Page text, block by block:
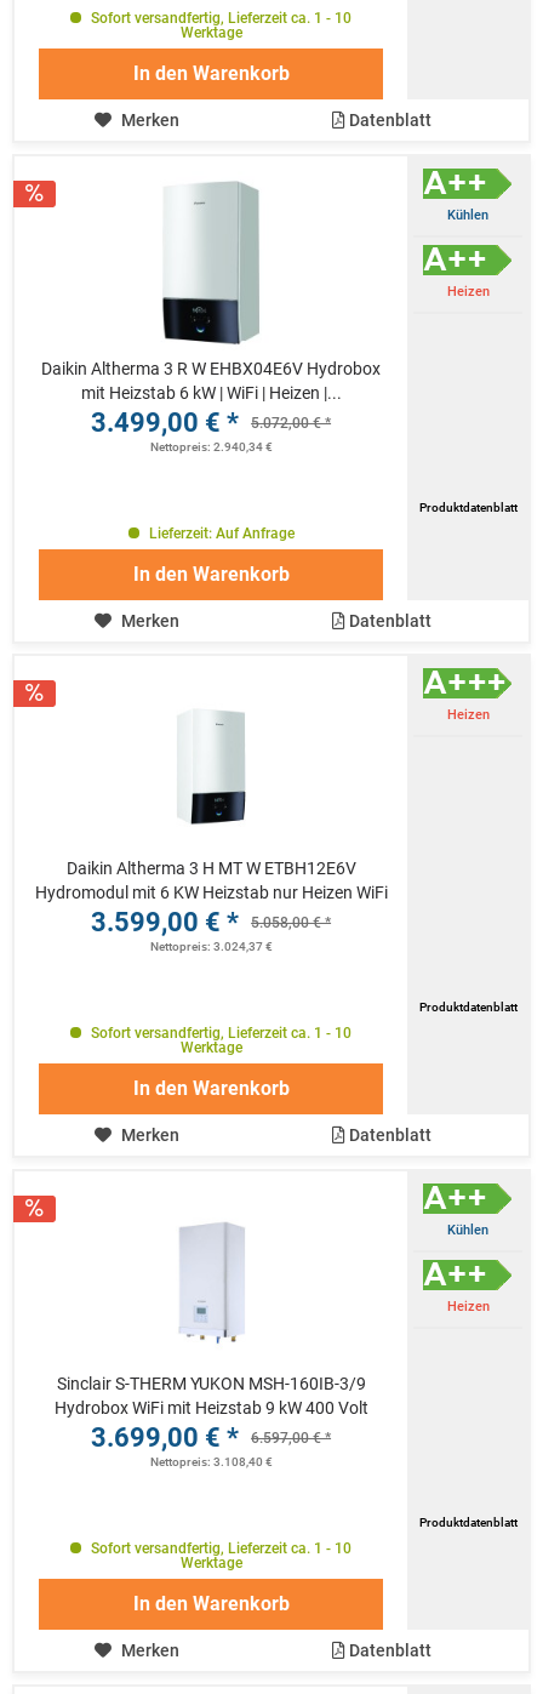
Sofort versandfertig, Lieferzeit ca. 1 - 10
Werktage
In den Warenkorb
Merken Datenblatt
Daikin Altherma 3 R W EHBX04E6V Hydrobox
mit Heizstab 6 kW | WiFi | Heizen |...
3.499,00 € * 5.072,00 € *
Nettopreis: 2.940,34 €
Kühlen
Heizen
Produktdatenblatt
Lieferzeit: Auf Anfrage
In den Warenkorb
Merken Datenblatt
Daikin Altherma 3 H MT W ETBH12E6V
Hydromodul mit 6 KW Heizstab nur Heizen WiFi
3.599,00 € * 5.058,00 € *
Nettopreis: 3.024,37 €
Heizen
Produktdatenblatt
Sofort versandfertig, Lieferzeit ca. 1 - 10
Werktage
In den Warenkorb
Merken Datenblatt
Sinclair S-THERM YUKON MSH-160IB-3/9
Hydrobox WiFi mit Heizstab 9 kW 400 Volt
3.699,00 € * 6.597,00 € *
Nettopreis: 3.108,40 €
Kühlen
Heizen
Produktdatenblatt
Sofort versandfertig, Lieferzeit ca. 1 - 10
Werktage
In den Warenkorb
Merken Datenblatt